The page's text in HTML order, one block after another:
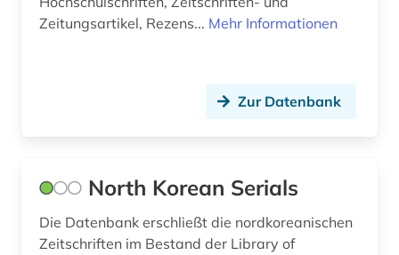
judentum (1)
kanton freiburg (1)
karlsruhe (1)
Zeitungsartikel, Rezens... Mehr Informationen
Zur Datenbank
North Korean Serials
Die Datenbank erschließt die nordkoreanischen
Zeitschriften im Bestand der Library of